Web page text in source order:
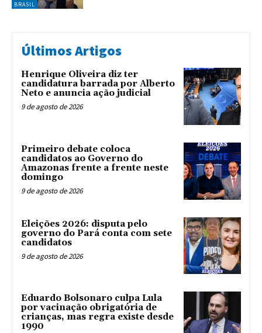
BRASIL
Últimos Artigos
Henrique Oliveira diz ter
candidatura barrada por Alberto
Neto e anuncia ação judicial
9 de agosto de 2026
Primeiro debate coloca
candidatos ao Governo do
Amazonas frente a frente neste
domingo
9 de agosto de 2026
Eleições 2026: disputa pelo
governo do Pará conta com sete
candidatos
9 de agosto de 2026
Eduardo Bolsonaro culpa Lula
por vacinação obrigatória de
crianças, mas regra existe desde
1990